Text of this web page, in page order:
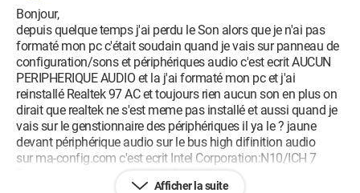
Bonjour,
depuis quelque temps j'ai perdu le Son alors que je n'ai pas
formaté mon pc c'était soudain quand je vais sur panneau de
configuration/sons et périphériques audio c'est ecrit AUCUN
PERIPHERIQUE AUDIO et la j'ai formaté mon pc et j'ai
reinstallé Realtek 97 AC et toujours rien aucun son en plus on
dirait que realtek ne s'est meme pas installé et aussi quand je
vais sur le genstionnaire des périphériques il ya le ? jaune
devant périphérique audio sur le bus high difinition audio
sur ma-config.com c'est ecrit Intel Corporation:N10/ICH 7
Family High Definition Audio Controller:
Afficher la suite